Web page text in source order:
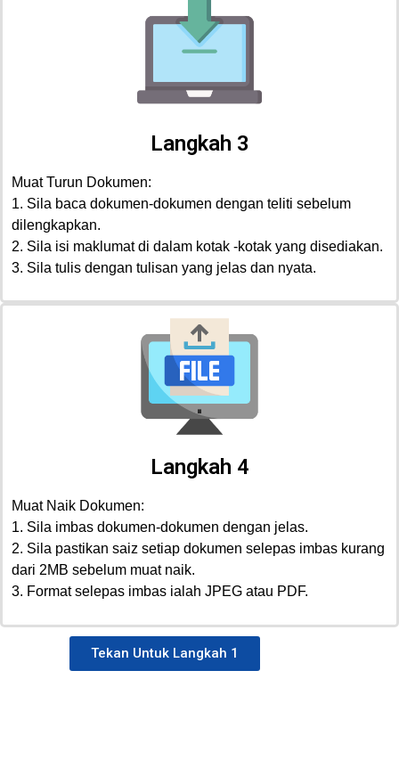
Langkah 3
Muat Turun Dokumen:
1. Sila baca dokumen-dokumen dengan teliti sebelum
dilengkapkan.
2. Sila isi maklumat di dalam kotak -kotak yang disediakan.
3. Sila tulis dengan tulisan yang jelas dan nyata.
Langkah 4
Muat Naik Dokumen:
1. Sila imbas dokumen-dokumen dengan jelas.
2. Sila pastikan saiz setiap dokumen selepas imbas kurang
dari 2MB sebelum muat naik.
3. Format selepas imbas ialah JPEG atau PDF.
Tekan Untuk Langkah 1